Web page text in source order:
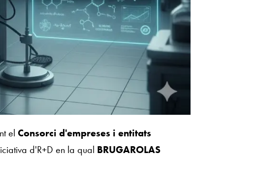
el Consorci d'empreses i entitats
d'R+D en la qual BRUGAROLAS